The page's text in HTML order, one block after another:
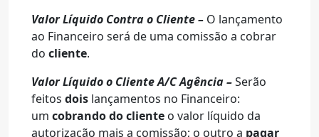
Valor Líquido Contra o Cliente – O lançamento
ao Financeiro será de uma comissão a cobrar
do cliente.
Valor Líquido o Cliente A/C Agência –Serão
feitos dois lançamentos no Financeiro:
um cobrando do cliente o valor líquido da
autorização mais a comissão; o outro a pagar